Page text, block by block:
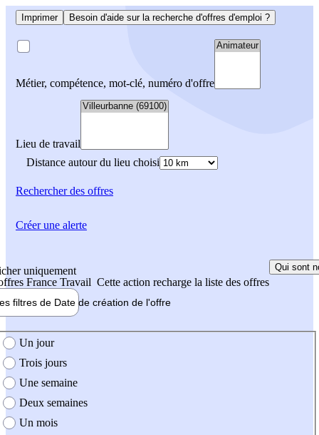
Imprimer Besoin d'aide sur la recherche d'offres d'emploi ?
Métier, compétence, mot-clé, numéro d'offre
Lieu de travail
Distance autour du lieu choisi
Rechercherdes offres
uniquement
France Travail Cette action recharge la liste des offres
Qui sont
filtres de Date de création de l'offre
création de l'offre
Un jour
Trois jours
Une semaine
Deux semaines
Un mois
Créer une alerte